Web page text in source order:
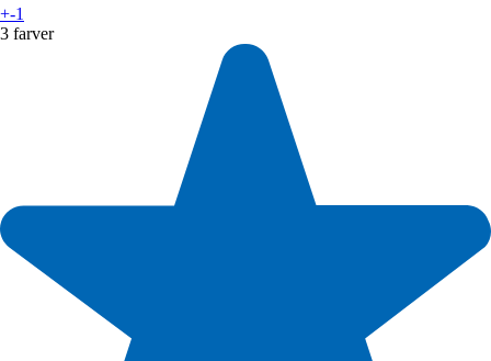
+-1
3 farver